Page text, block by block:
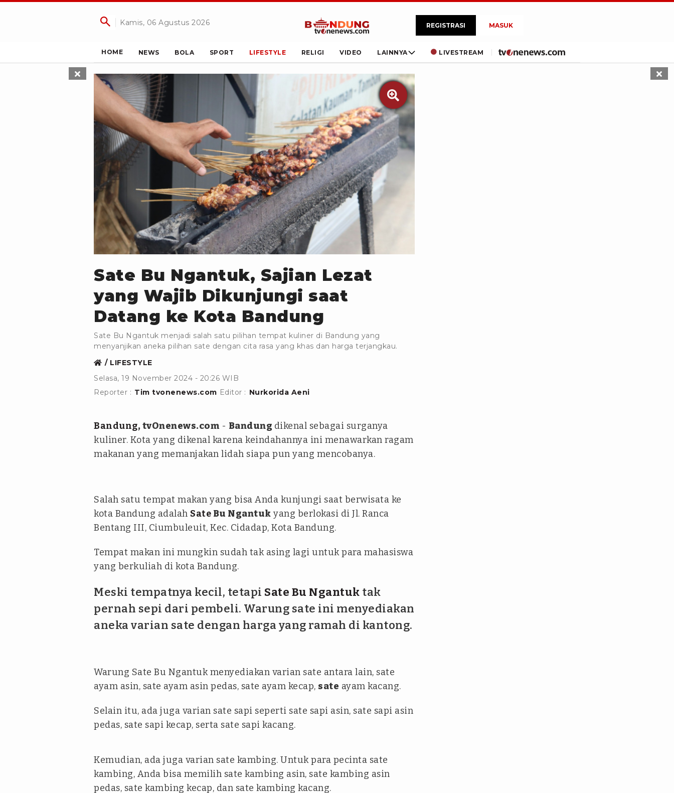
Kamis, 06 Agustus 2026 REGISTRASI MASUK
HOME NEWS BOLA SPORT LIFESTYLE RELIGI VIDEO LAINNYA LIVESTREAM

unsplah.com/Mufid Majnun
Sate Bu Ngantuk, Sajian Lezat
yang Wajib Dikunjungi saat
Datang ke Kota Bandung
Sate Bu Ngantuk menjadi salah satu pilihan tempat kuliner di Bandung yang
menyanjikan aneka pilihan sate dengan cita rasa yang khas dan harga terjangkau.
LIFESTYLE
Selasa, 19 November 2024 - 20:26 WIB
Reporter : Tim tvonenews.com Editor : Nurkorida Aeni
Bandung, tvOnenews.com - Bandung dikenal sebagai surganya
kuliner. Kota yang dikenal karena keindahannya ini menawarkan ragam
makanan yang memanjakan lidah siapa pun yang mencobanya.
Salah satu tempat makan yang bisa Anda kunjungi saat berwisata ke
kota Bandung adalah Sate Bu Ngantuk yang berlokasi di Jl. Ranca
Bentang III, Ciumbuleuit, Kec. Cidadap, Kota Bandung.
Tempat makan ini mungkin sudah tak asing lagi untuk para mahasiswa
yang berkuliah di kota Bandung.
Meski tempatnya kecil, tetapi Sate Bu Ngantuk tak
pernah sepi dari pembeli. Warung sate ini menyediakan
aneka varian sate dengan harga yang ramah di kantong.
Warung Sate Bu Ngantuk menyediakan varian sate antara lain, sate
ayam asin, sate ayam asin pedas, sate ayam kecap, sate ayam kacang.
Selain itu, ada juga varian sate sapi seperti sate sapi asin, sate sapi asin
pedas, sate sapi kecap, serta sate sapi kacang.
Kemudian, ada juga varian sate kambing. Untuk para pecinta sate
kambing, Anda bisa memilih sate kambing asin, sate kambing asin
pedas, sate kambing kecap, dan sate kambing kacang.